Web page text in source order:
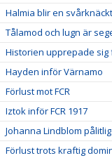
Halmia blir en
Tålamod och lugn är
Historien upprepade sig
Hayden inför Värnamo
Förlust mot FCR
Iztok inför FCR 1917
Johanna Lindblom
Förlust trots kraftig